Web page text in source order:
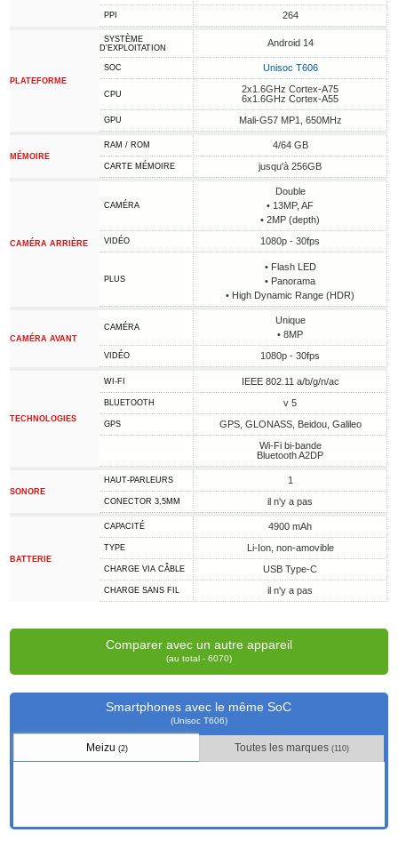
PPI 264
PLATEFORME
SYSTÈME
D'EXPLOITATION
Android 14
SOC Unisoc T606
CPU
2x1.6GHz Cortex-A75
6x1.6GHz Cortex-A55
GPU Mali-G57 MP1, 650MHz
MÉMOIRE
RAM / ROM 4/64 GB
CARTE MÉMOIRE jusqu'à 256GB
CAMÉRA ARRIÈRE
CAMÉRA
Double
• 13MP, AF
• 2MP (depth)
VIDÉO 1080p - 30fps
PLUS
• Flash LED
• Panorama
• High Dynamic Range (HDR)
CAMÉRA AVANT
CAMÉRA
Unique
• 8MP
VIDÉO 1080p - 30fps
TECHNOLOGIES
WI-FI IEEE 802.11 a/b/g/n/ac
BLUETOOTH v 5
GPS
GPS, GLONASS, Beidou, Galileo
Wi-Fi bi-bande
Bluetooth A2DP
SONORE
HAUT-PARLEURS 1
CONECTOR 3,5MM il n'y a pas
BATTERIE
CAPACITÉ 4900 mAh
TYPE Li-Ion, non-amovible
CHARGE VIA CÂBLE USB Type-C
CHARGE SANS FIL il n'y a pas
Comparer avec un autre appareil
(au total - 6070)
Smartphones avec le même SoC
(Unisoc T606)
Meizu (2) Toutes les marques(110)